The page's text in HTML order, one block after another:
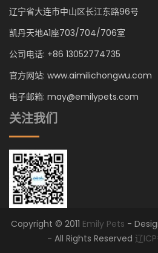
辽宁省大连市中山区长江东路96号
凯丹天地A1座703/704/706室
公司电话: +86 13052774735
官方网站: www.aimilichongwu.com
电子邮箱: may@emilypets.com
关注我们
Copyright © 2011 Emily Pets -
- All Rights Reserved 辽